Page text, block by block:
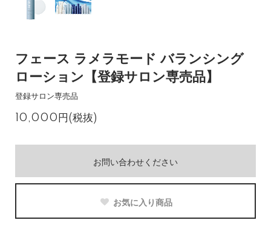
フェース ラメラモード バランシング
ローション【登録サロン専売品】
登録サロン専売品
10,000円(税抜)
お問い合わせください
お気に入り商品